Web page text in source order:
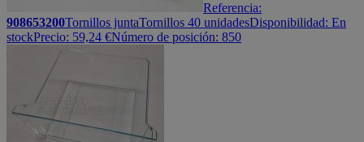
Referencia:
908653200Tornillos juntaTornillos 40 unidadesDisponibilidad: En
stockPrecio: 59,24 €Número de posición: 850